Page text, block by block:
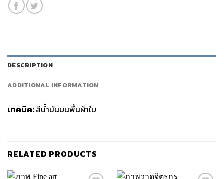
DESCRIPTION
ADDITIONAL INFORMATION
เทคนิค:สีน้ำมันบนพื้นผ้าใบ
RELATED PRODUCTS